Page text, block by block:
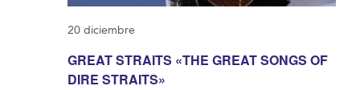
GREAT STRAITS «THE GREAT SONGS OF
DIRE STRAITS»
20 diciembre